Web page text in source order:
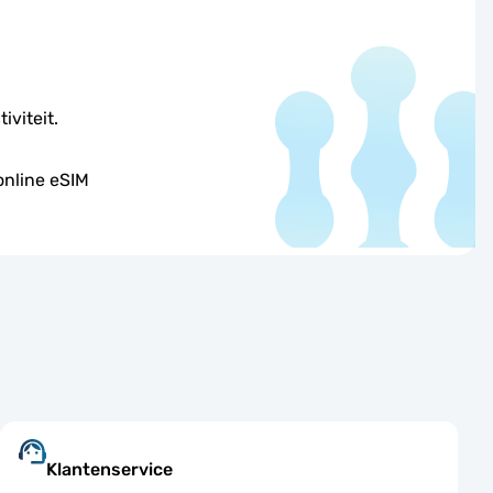
eSIM
Klantenservice